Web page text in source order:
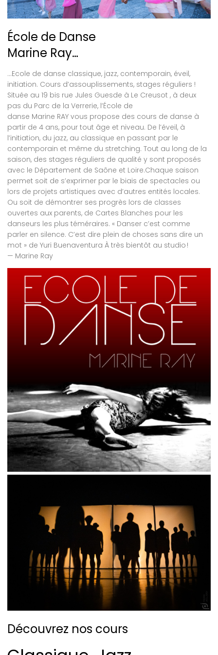
École de Danse
Marine Ray…
…Ecole de danse classique, jazz, contemporain, éveil,
initiation. Cours d’assouplissements, stages réguliers !
Située au 19 bis rue Jules Guesde à Le Creusot , à deux
pas du Parc de la Verrerie, l’École de
danse Marine RAY vous propose des cours de danse à
partir de 4 ans, pour tout âge et niveau. De l’éveil, à
l’initiation, du jazz, au classique en passant par le
contemporain et même du stretching. Tout au long de la
saison, des stages réguliers de qualité y sont proposés
avec le Département de Saône et Loire.Chaque saison
permet soit de s’exprimer par le biais de spectacles ou
lors de projets artistiques avec d’autres entités locales.
Ou soit de démontrer ses progrès lors de classes
ouvertes aux parents, de Cartes Blanches pour les
danseurs les plus téméraires. « Danser c’est comme
parler en silence. C’est dire plein de choses sans dire un
mot » de Yuri Buenaventura À très bientôt au studio !
— Marine Ray
Découvrez nos cours